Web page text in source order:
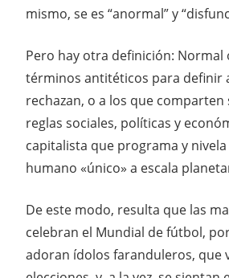
mismo, se es “anormal” y
Pero hay otra definición: Normal
términos antitéticos para definir
rechazan, o a los que
reglas sociales, políticas y
capitalista que programa y
humano «único» a escala
De este modo, resulta que las
celebran el Mundial de fútbol,
adoran ídolos faranduleros, que